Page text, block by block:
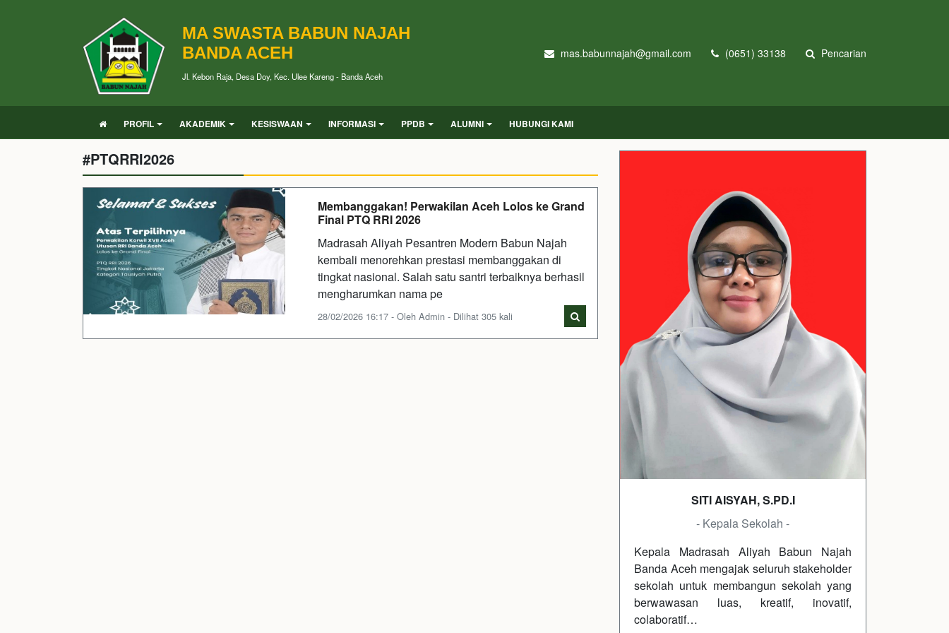
MA SWASTA BABUN NAJAH
BANDA ACEH
Jl. Kebon Raja, Desa Doy, Kec. Ulee Kareng - Banda Aceh
mas.babunnajah@gmail.com (0651) 33138 Pencarian
PROFIL AKADEMIK KESISWAAN INFORMASI PPDB ALUMNI HUBUNGI KAMI
#PTQRRI2026
Membanggakan! Perwakilan Aceh Lolos ke Grand
Final PTQ RRI 2026
Madrasah Aliyah Pesantren Modern Babun Najah
kembali menorehkan prestasi membanggakan di
tingkat nasional. Salah satu santri terbaiknya berhasil
mengharumkan nama pe
28/02/2026 16:17 - Oleh Admin - Dilihat 305 kali
SITI AISYAH, S.PD.I
- Kepala Sekolah -
Kepala Madrasah Aliyah Babun Najah
Banda Aceh mengajak seluruh stakeholder
sekolah untuk membangun sekolah yang
berwawasan luas, kreatif, inovatif,
colaboratif…